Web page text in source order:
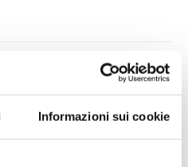
Informazioni sui cookie
-
agli